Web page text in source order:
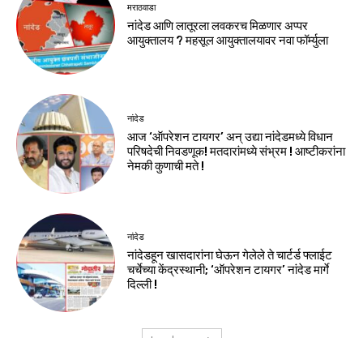
मराठवाडा
नांदेड आणि लातूरला लवकरच मिळणार अप्पर
आयुक्तालय ? महसूल आयुक्तालयावर नवा फॉर्म्युला
नांदेड
आज ‘ऑपरेशन टायगर’ अन् उद्या नांदेडमध्ये विधान
परिषदेची निवडणूक! मतदारांमध्ये संभ्रम ! आष्टीकरांना
नेमकी कुणाची मते !
नांदेड
नांदेडहून खासदारांना घेऊन गेलेले ते चार्टर्ड फ्लाईट
चर्चेच्या केंद्रस्थानी; ‘ऑपरेशन टायगर’ नांदेड मार्गे
दिल्ली !